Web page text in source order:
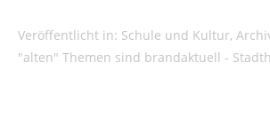
Veröffentlicht in: Schule und Kultur,
"alten" Themen sind brandaktuell -